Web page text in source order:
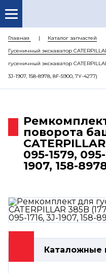
Главная Каталог запчастей
Гусеничный экскаватор
гусеничный экскаватор
3J-1907, 158-8978, 8F-5900, 7Y-4277)
поворота
095-1579,
1907, 158-
Каталожные